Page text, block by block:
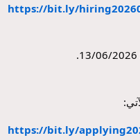
https://bit.ly/
https://bit.ly/